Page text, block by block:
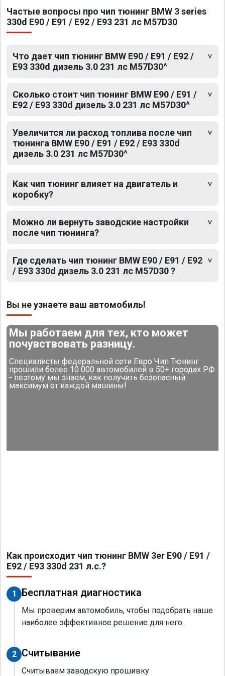
Частые вопросы про чип тюнинг BMW 3 series
330d E90 / E91 / E92 / E93 231 лс M57D30
Что дает чип тюнинг BMW E90 / E91 / E92 /
E93 330d дизель 3.0 231 лс M57D30^
Сколько стоит чип тюнинг BMW E90 / E91 /
E92 / E93 330d дизель 3.0 231 лс M57D30^
Увеличится ли расход топлива после чип
тюнинга BMW E90 / E91 / E92 / E93 330d
дизель 3.0 231 лс M57D30^
Как чип тюнинг влияет на двигатель и
коробку?
Можно ли вернуть заводские настройки
после чип тюнинга?
Где сделать чип тюнинг BMW E90 / E91 / E92
/ E93 330d дизель 3.0 231 лс M57D30 ?
Вы не узнаете ваш автомобиль!
Мы работаем для тех, кто может
почувствовать разницу.
Специалисты федеральной сети Евро Чип Тюнинг
прошили более 10 000 автомобилей в 50+ городах РФ
- поэтому мы знаем, как получить безопасный
максимум от каждой машины!
Как происходит чип тюнинг BMW 3er E90 / E91 /
E92 / E93 330d 231 л.с.?
1 Бесплатная диагностика
Мы проверим автомобиль, чтобы подобрать наше
наиболее эффективное решение для него.
2 Считывание
Считываем заводскую прошивку